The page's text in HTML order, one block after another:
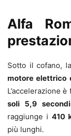
Alfa
Sotto il cofano, la
motore elettrico
L’accelerazione
soli 5,9 secondi
raggiunge i 410
più lunghi.